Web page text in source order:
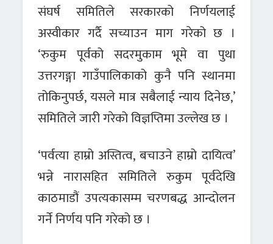
संघर्ष समितिले सरकारको निर्णयलाई
अस्वीकार गर्दै सच्याउन माग गरेको छ ।
‘रुकुम पूर्वको सदरमुकाम भूमे वा पुथा
उत्तरगङ्गा गाउँपालिकाको कुनै पनि स्थानमा
तोकिनुपर्छ, यसले मात्र सबैलाई न्याय दिनेछ,’
समितिले जारी गरेको विज्ञप्तिमा उल्लेख छ ।
‘पर्वत्या हाम्रो अस्तित्व, बचाउने हाम्रो दायित्व’
भन्ने नारासहित समितिले रुकुम पूर्वदेखि
काठमाडौं उपत्यकासम्म चरणबद्ध आन्दोलन
गर्ने निर्णय पनि गरेको छ ।